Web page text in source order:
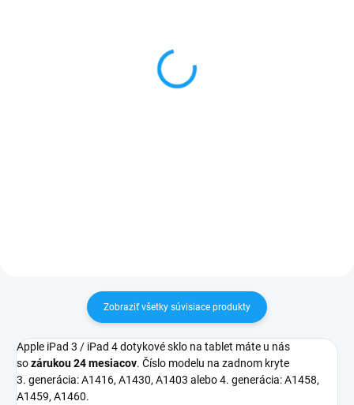
Zobraziť všetky súvisiace produkty
Apple iPad 3 / iPad 4 dotykové sklo na tablet máte u nás
sozárukou 24 mesiacov. Číslo modelu na zadnom kryte
3. generácia:A1416, A1430, A1403 alebo 4. generácia: A1458,
A1459, A1460.